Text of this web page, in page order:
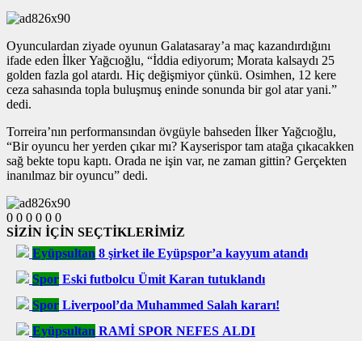
Oyunculardan ziyade oyunun Galatasaray’a maç kazandırdığını
ifade eden İlker Yağcıoğlu, “İddia ediyorum; Morata kalsaydı 25
golden fazla gol atardı. Hiç değişmiyor çünkü. Osimhen, 12 kere
ceza sahasında topla buluşmuş eninde sonunda bir gol atar yani.”
dedi.
Torreira’nın performansından övgüyle bahseden İlker Yağcıoğlu,
“Bir oyuncu her yerden çıkar mı? Kayserispor tam atağa çıkacakken
sağ bekte topu kaptı. Orada ne işin var, ne zaman gittin? Gerçekten
inanılmaz bir oyuncu” dedi.
0 0 0 0 0 0
SİZİN İÇİN SEÇTİKLERİMİZ
Eyüpsultan 8 şirket ile Eyüpspor’a kayyum atandı
Spor Eski futbolcu Ümit Karan tutuklandı
Spor Liverpool’da Muhammed Salah kararı!
Eyüpsultan RAMİ SPOR NEFES ALDI